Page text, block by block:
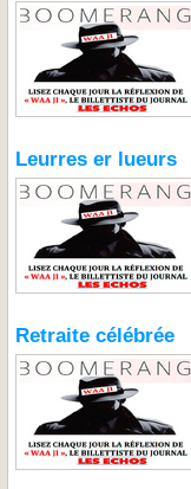
Leurres er lueurs
Retraite célébrée